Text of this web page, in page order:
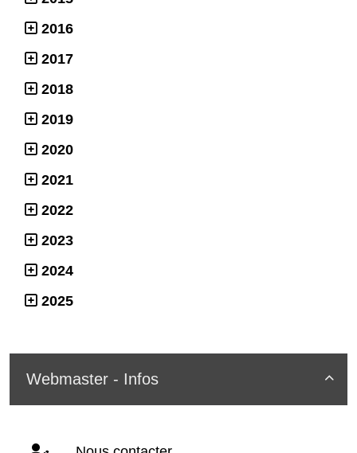
2016
2017
2018
2019
2020
2021
2022
2023
2024
2025

Webmaster - Infos